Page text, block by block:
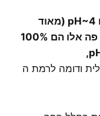
בניגוד למי פה הנפוצים בשוק בהם pH~4 (מאוד
חומציים ופוגעים בזגוגית השן), מי פה אלו הם 100%
ודומה לרמת ה